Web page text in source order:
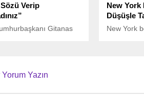
Sözü Verip
Gitanas
New York
Düşüşle
New York
Yorum Yazın